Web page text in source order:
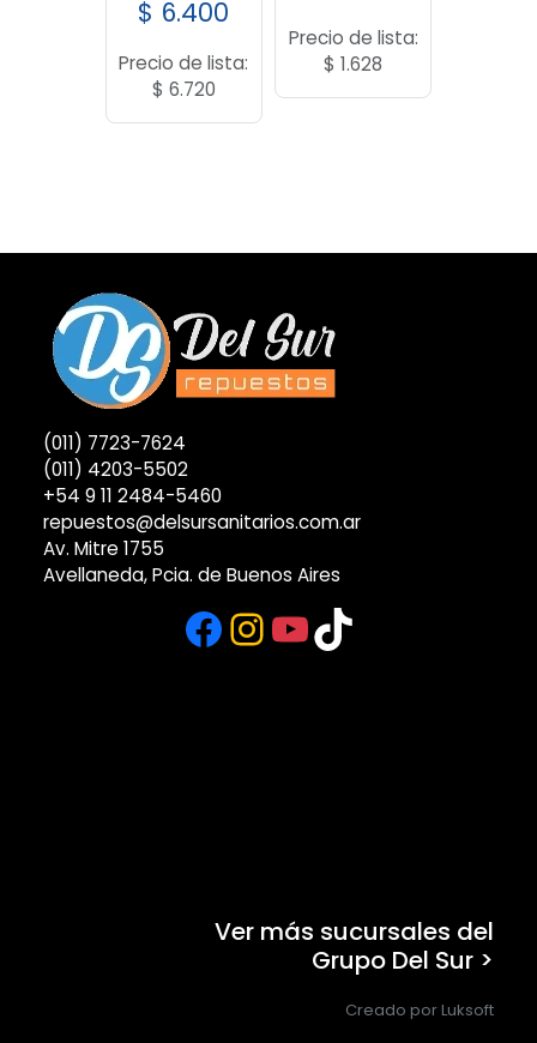
$ 6.400
Precio de lista:
$ 6.720
Precio de lista:
$ 1.628
(011) 7723-7624
(011) 4203-5502
+54 9 11 2484-5460
repuestos@delsursanitarios.com.ar
Av. Mitre 1755
Avellaneda, Pcia. de Buenos Aires
Facebook
Instagram
YouTube
TikTok
Ver más sucursales del
Grupo Del Sur >
Creado por Luksoft